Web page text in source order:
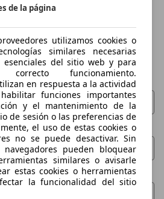
de la página
utilizamos cookies o
similares necesarias
esenciales del sitio web y para
funcionamiento.
en respuesta a la actividad
funciones importantes
y el mantenimiento de la
de sesión o las preferencias de
el uso de estas cookies o
no se puede desactivar. Sin
pueden bloquear
similares o avisarle
estas cookies o herramientas
la funcionalidad del sitio